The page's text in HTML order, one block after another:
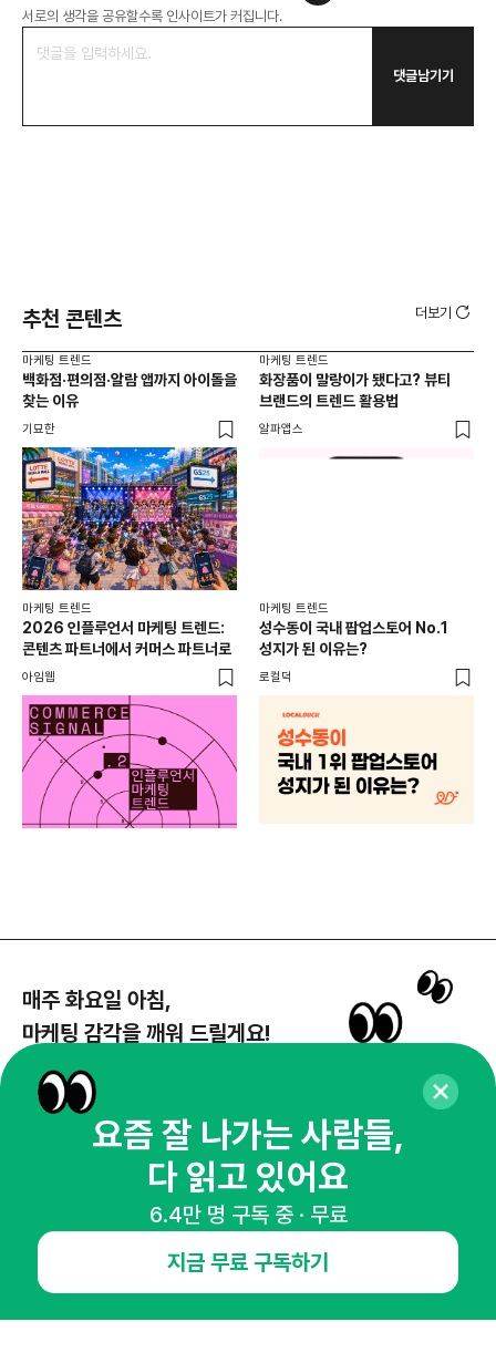
서로의 생각을 공유할수록 인사이트가 커집니다.
댓글남기기
추천 콘텐츠 더보기
마케팅 트렌드
백화점·편의점·알람 앱까지 아이돌을
찾는 이유
기묘한
마케팅 트렌드
화장품이 말랑이가 됐다고? 뷰티
브랜드의 트렌드 활용법
알파앱스
마케팅 트렌드
2026 인플루언서 마케팅 트렌드:
콘텐츠 파트너에서 커머스 파트너로
아임웹
마케팅 트렌드
성수동이 국내 팝업스토어 No.1
성지가 된 이유는?
로컬덕
매주 화요일 아침,
마케팅 감각을 깨워 드릴게요!
65,043명의 마케터를 성장시키는 뉴스레터
요즘 잘 나가는 사람들,
다 읽고 있어요
6.4만 명 구독 중 · 무료
지금 무료 구독하기